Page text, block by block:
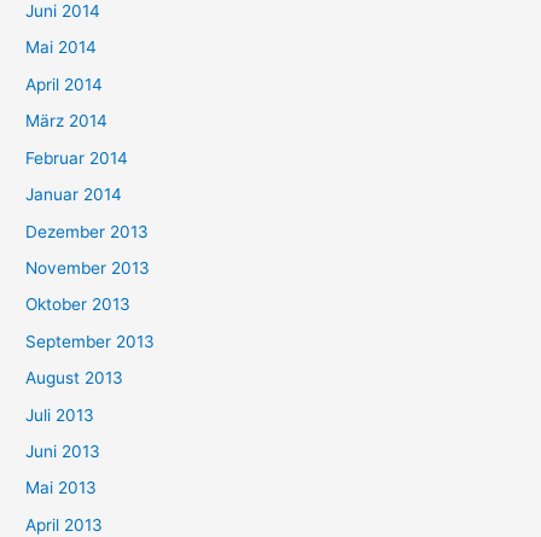
Juni 2014
Mai 2014
April 2014
März 2014
Februar 2014
Januar 2014
Dezember 2013
November 2013
Oktober 2013
September 2013
August 2013
Juli 2013
Juni 2013
Mai 2013
April 2013